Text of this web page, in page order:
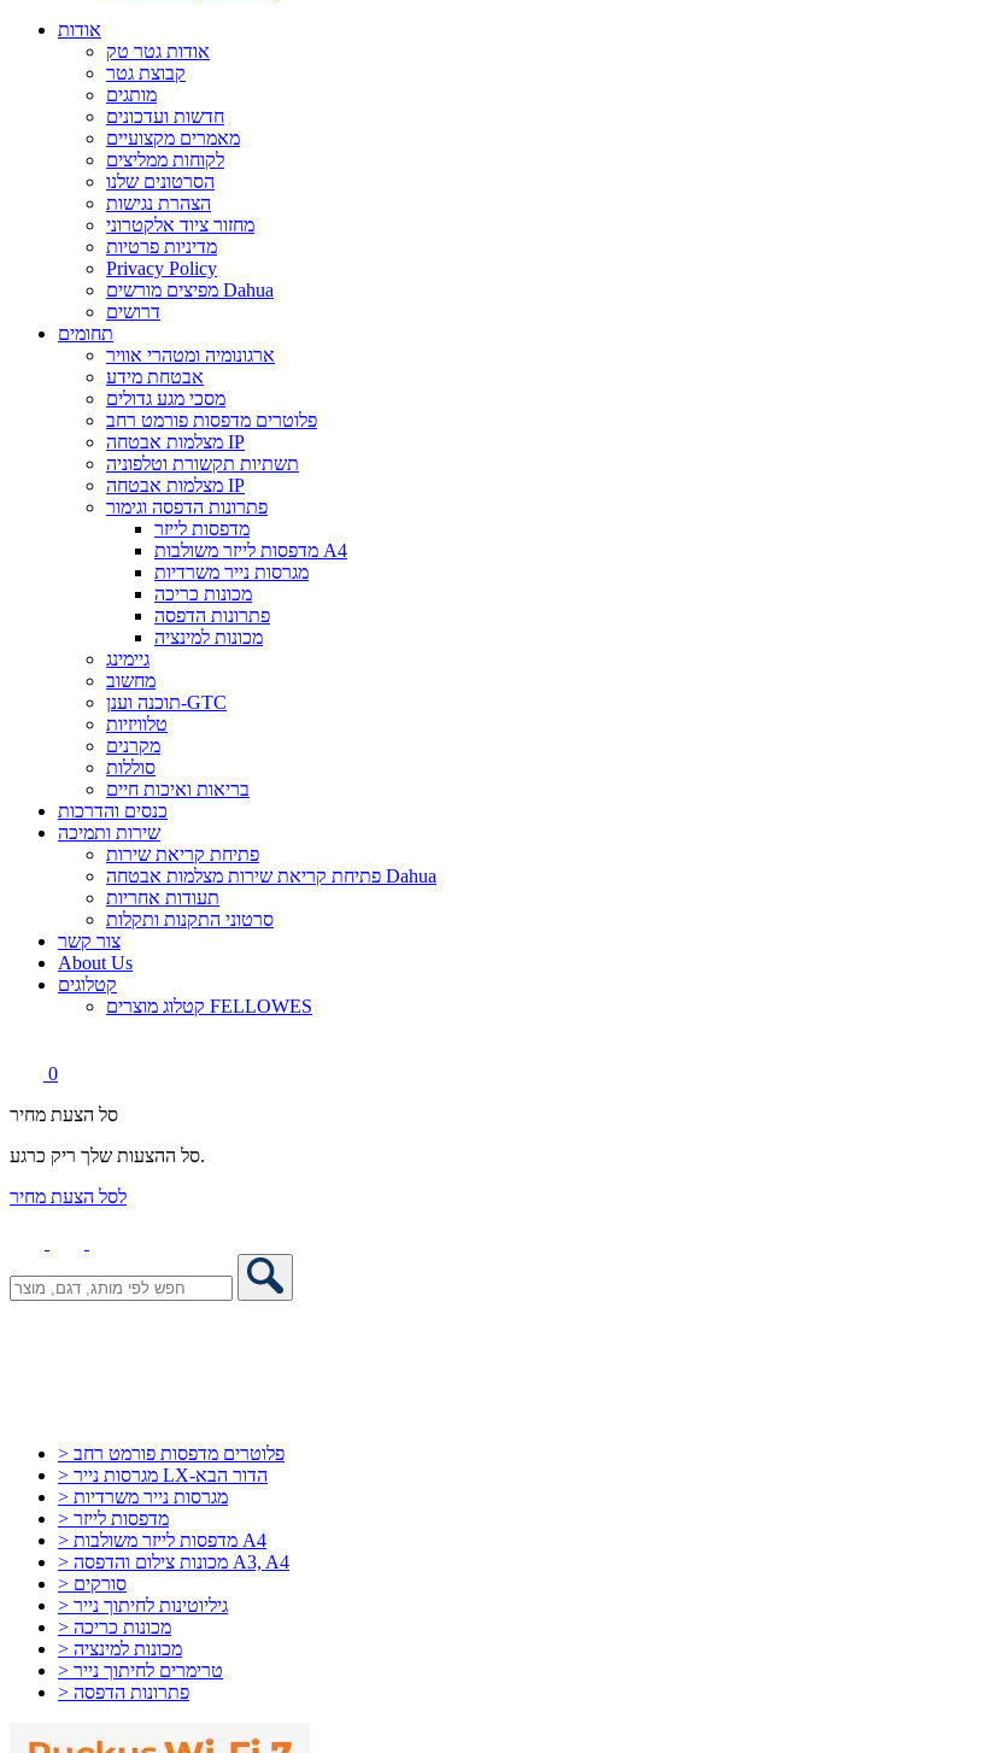
אודות
אודות גטר טק
קבוצת גטר
מותגים
חדשות ועדכונים
מאמרים מקצועיים
לקוחות ממליצים
הסרטונים שלנו
הצהרת נגישות
מחזור ציוד אלקטרוני
מדיניות פרטיות
Privacy Policy
מפיצים מורשים Dahua
דרושים
תחומים
ארגונומיה ומטהרי אוויר
אבטחת מידע
מסכי מגע גדולים
פלוטרים מדפסות פורמט רחב
מצלמות אבטחה IP
תשתיות תקשורת וטלפוניה
מצלמות אבטחה IP
פתרונות הדפסה וגימור
מדפסות לייזר
מדפסות לייזר משולבות A4
מגרסות נייר משרדיות
מכונות כריכה
פתרונות הדפסה
מכונות למינציה
גיימינג
מחשוב
תוכנה וענן-GTC
טלוויזיות
מקרנים
סוללות
בריאות ואיכות חיים
כנסים והדרכות
שירות ותמיכה
פתיחת קריאת שירות
פתיחת קריאת שירות מצלמות אבטחה Dahua
תעודות אחריות
סרטוני התקנות ותקלות
צור קשר
About Us
קטלוגים
קטלוג מוצרים FELLOWES
0
סל הצעת מחיר
סל ההצעות שלך ריק כרגע.
לסל הצעת מחיר
> פלוטרים מדפסות פורמט רחב
> מגרסות נייר LX-הדור הבא
> מגרסות נייר משרדיות
> מדפסות לייזר
> מדפסות לייזר משולבות A4
> מכונות צילום והדפסה A3, A4
> סורקים
> גיליוטינות לחיתוך נייר
> מכונות כריכה
> מכונות למינציה
> טרימרים לחיתוך נייר
> פתרונות הדפסה